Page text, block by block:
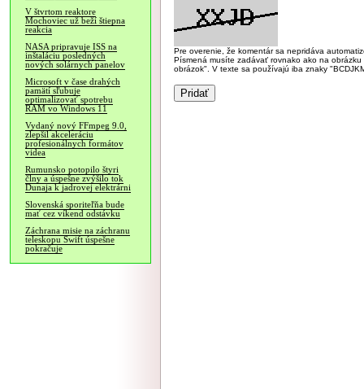
V štvrtom reaktore
Mochoviec už beží štiepna
reakcia
NASA pripravuje ISS na
inštaláciu posledných
nových solárnych panelov
Microsoft v čase drahých
pamätí sľubuje
optimalizovať spotrebu
RAM vo Windows 11
Vydaný nový FFmpeg 9.0,
zlepšil akceleráciu
profesionálnych formátov
videa
Rumunsko potopilo štyri
člny a úspešne zvýšilo tok
Dunaja k jadrovej elektrárni
Slovenská sporiteľňa bude
mať cez víkend odstávku
Záchrana misie na záchranu
teleskopu Swift úspešne
pokračuje
Pre overenie, že komentár sa nepridáva
Písmená musíte zadávať rovnako ako na
obrázok". V texte sa používajú iba znaky